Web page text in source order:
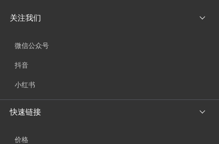
关注我们
微信公众号
抖音
小红书
快速链接
价格